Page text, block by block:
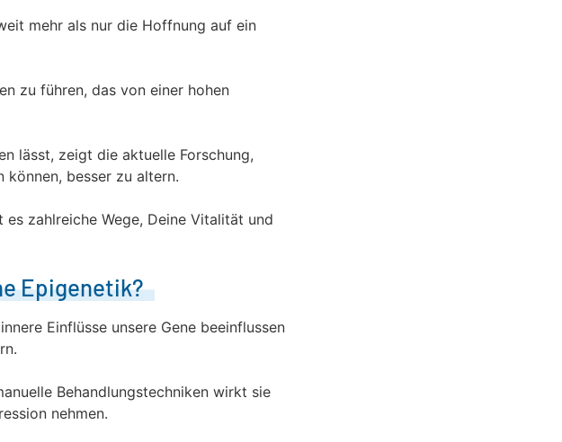
mehr als nur die Hoffnung auf ein
zu führen, das von einer hohen
lässt, zeigt die aktuelle Forschung,
besser zu altern.
zahlreiche Wege, Deine Vitalität und
Epigenetik?
Einflüsse unsere Gene beeinflussen
Behandlungstechniken wirkt sie
nehmen.